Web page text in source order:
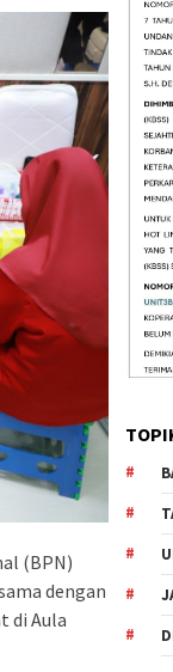
(BPN)
dengan
di Aula